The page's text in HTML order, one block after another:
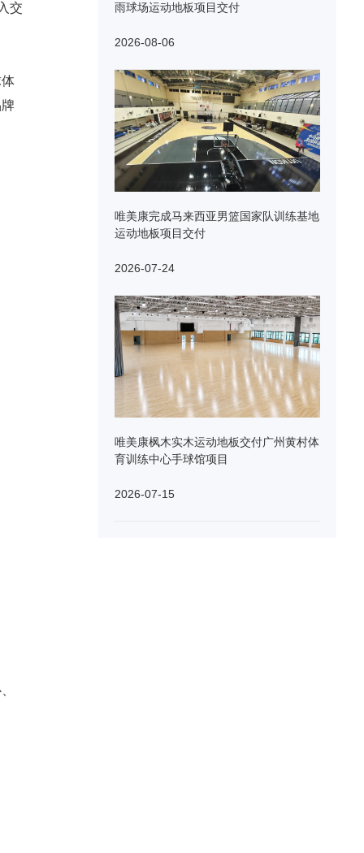
交
雨球场运动地板项目交付
2026-08-06
唯美康完成马来西亚男篮国家队训练基地
运动地板项目交付
2026-07-24
唯美康枫木实木运动地板交付广州黄村体
育训练中心手球馆项目
2026-07-15